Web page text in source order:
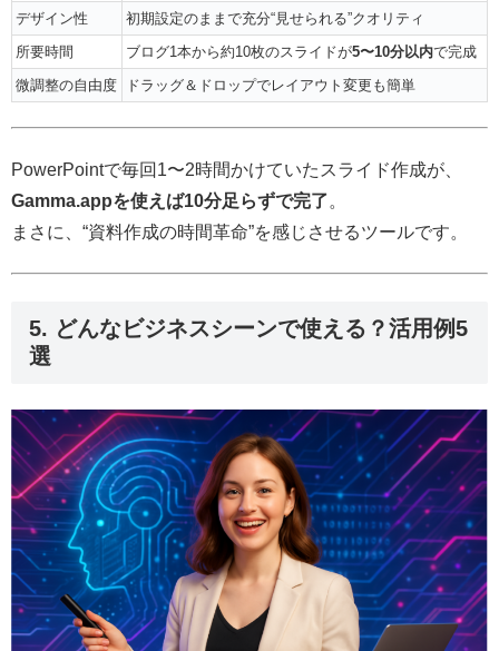
デザイン性
初期設定のままで充分“見せられる”クオリティ
所要時間
ブログ1本から約10枚のスライドが5〜10分以内で完成
微調整の自由度
ドラッグ＆ドロップでレイアウト変更も簡単
PowerPointで毎回1〜2時間かけていたスライド作成が、
Gamma.appを使えば10分足らずで完了。
まさに、“資料作成の時間革命”を感じさせるツールです。
5. どんなビジネスシーンで使える？活用例5
選